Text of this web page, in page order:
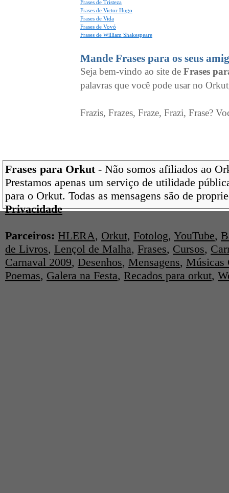
Frases de Tristeza
Frases de Victor Hugo
Frases de Vida
Frases de Vovó
Frases de William Shakespeare
Mande Frases para os seus
Seja bem-vindo ao site de Frases
palavras que você pode usar no
Frazis, Frazes, Fraze, Frazi, Frase?
Frases para Orkut- Não somos afiliados ao
Prestamos apenas um serviço de utilidade
para o Orkut. Todas as mensagens são de
Privacidade
Parceiros: HLERA, Orkut, Fotolog, YouTube,
de Livros, Lençol de Malha, Frases, Cursos,
Carnaval 2009, Desenhos, Mensagens, Músicas
Poemas, Galera na Festa, Recados para orkut,